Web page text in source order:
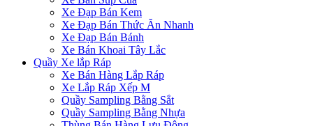
Xe Đạp Bán Kem
Xe Đạp Bán Thức Ăn Nhanh
Xe Đạp Bán Bánh
Xe Bán Khoai Tây Lắc
Quầy Xe lắp Ráp
Xe Bán Hàng Lắp Ráp
Xe Lắp Ráp Xếp M
Quầy Sampling Bằng Sắt
Quầy Sampling Bằng Nhựa